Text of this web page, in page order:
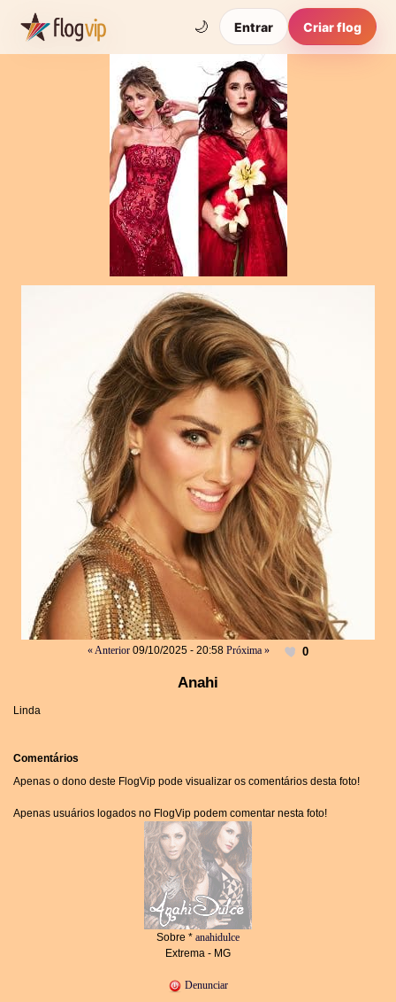
🌙 Entrar Criar flog
« Anterior 09/10/2025 - 20:58 Próxima » 0
Anahi
Linda
Comentários
Apenas o dono deste FlogVip pode visualizar os comentários desta foto!
Apenas usuários logados no FlogVip podem comentar nesta foto!
Sobre * anahidulce
Extrema - MG
Denunciar